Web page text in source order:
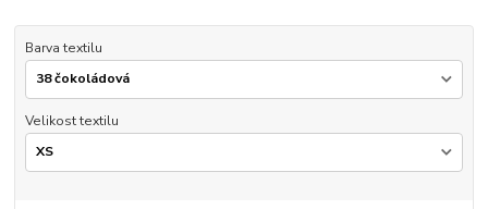
Barva textilu
Velikost textilu